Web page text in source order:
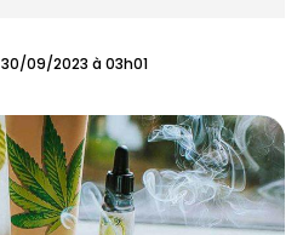
30/09/2023 à 03h01